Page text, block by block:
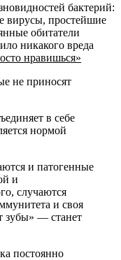
бактерий:
вирусы, простейшие
обитатели
никакого вреда
нравишься»
не приносят
в себе
нормой
и патогенные
и
случаются
и своя
зубы» — станет
постоянно